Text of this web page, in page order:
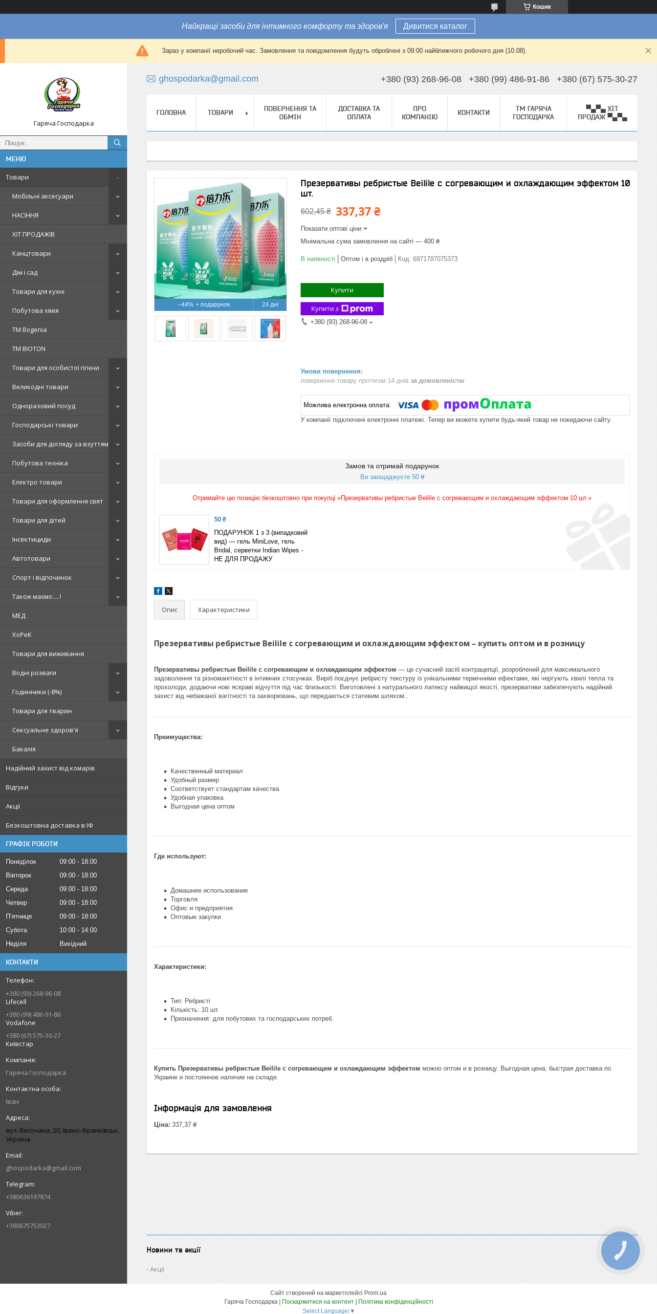
Кошик
Найкращі засоби для інтимного комфорту та здоров'я Дивитися каталог
Зараз у компанії неробочий час. Замовлення та повідомлення будуть оброблені з 09:00 найближчого робочого дня (10.08).
Гаряча Господарка
Товари
Мобільні аксесуари
НАСІННЯ
ХІТ ПРОДАЖІВ
Канцтовари
Дім і сад
Товари для кухні
Побутова хімія
ТМ Bogenia
ТМ BIOTON
Товари для особистої гігієни
Великодні товари
Одноразовий посуд
Господарські товари
Засоби для догляду за взуттям
Побутова техніка
Електро товари
Товари для оформлення свят
Товари для дітей
Інсектициди
Автотовари
Спорт і відпочинок
Також маємо.....!
МЕД
ХоРеК
Товари для виживання
Водні розваги
Годинники (-8%)
Товари для тварин
Сексуальне здоров'я
Бакалія
Надійний захист від комарів
Відгуки
Акції
Безкоштовна доставка в ІФ
ГРАФІК РОБОТИ
Понеділок 09:00
18:00
Вівторок
09:00
18:00
Середа
09:00
18:00
Четвер
09:00
18:00
Пʼятниця
09:00
18:00
Субота
10:00
14:00
Неділя
Вихідний
КОНТАКТИ
+380 (93) 268-96-08
Lifecell
+380 (99) 486-91-86
Vodafone
+380 (67) 575-30-27
Київстар
Гаряча Господарка
Іван
вул. Височана, 20, Івано-Франківськ,
Україна
ghospodarka@gmail.com
+380636197874
+380675753027
ghospodarka@gmail.com +380 (93) 268-96-08 +380 (99) 486-91-86 +380 (67) 575-30-27
ГОЛОВНА ТОВАРИ
ПОВЕРНЕННЯ ТА
ОБМІН
ДОСТАВКА ТА
ОПЛАТА
ПРО
КОМПАНІЮ
КОНТАКТИ
ТМ ГАРЯЧА
ГОСПОДАРКА
▀▄▀▄ ХІТ
ПРОДАЖ ▀▄▀▄
–44% 24 дні
Презервативы ребристые Beilile с согревающим и охлаждающим эффектом 10
шт.
602,45 ₴ 337,37 ₴
Показати оптові ціни
Мінімальна сума замовлення на сайті — 400 ₴
В наявності Оптом і в роздріб Код: 6971787075373
Купити
Купити з
+380 (93) 268-96-08
повернення товару протягом 14 днів за домовленістю
У компанії підключені електронні платежі. Тепер ви можете купити будь-який товар не покидаючи сайту.
Замов та отримай подарунок
Ви заощаджуєте 50 ₴
Отримайте цю позицію безкоштовно при покупці «Презервативы ребристые Beilile с согревающим и охлаждающим эффектом 10 шт.»
50 ₴
ПОДАРУНОК 1 з 3 (випадковий
вид) — гель MiniLove, гель
Bridal, серветки Indian Wipes -
НЕ ДЛЯ ПРОДАЖУ
Опис Характеристики
Презервативы ребристые Beilile с согревающим и охлаждающим эффектом – купить оптом и в розницу
Презервативы ребристые Beilile с согревающим и охлаждающим эффектом — це сучасний засіб контрацепції, розроблений для максимального
задоволення та різноманітності в інтимних стосунках. Виріб поєднує ребристу текстуру із унікальними термічними ефектами, які чергують хвилі тепла та
прохолоди, додаючи нові яскраві відчуття під час близькості. Виготовлені з натурального латексу найвищої якості, презервативи забезпечують надійний
захист від небажаної вагітності та захворювань, що передаються статевим шляхом..
Преимущества:
Качественный материал
Удобный размер
Соответствует стандартам качества
Удобная упаковка
Выгодная цена оптом
Где используют:
Домашнее использование
Торговля
Офис и предприятия
Оптовые закупки
Характеристики:
Тип: Ребристі
Кількість: 10 шт.
Призначення: для побутових та господарських потреб
Купить Презервативы ребристые Beilile с согревающим и охлаждающим эффектом можно оптом и в розницу. Выгодная цена, быстрая доставка по
Украине и постоянное наличие на складе.
Інформація для замовлення
Ціна: 337,37 ₴
Новини та акції
Акції
Сайт створений на маркетплейсі Prom.ua
Поскаржитися на контент
Політика конфіденційності
Select Language ▼
КНОПКА
ЗВ'ЯЗКУ